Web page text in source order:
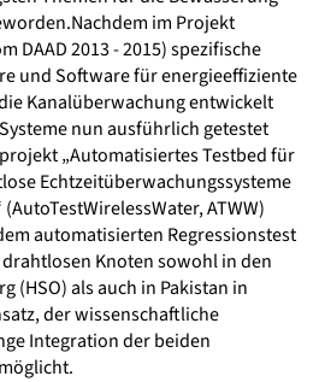
im Projekt
DAAD 2013 - 2015) spezifische
und Software für energieeffiziente
Kanalüberwachung entwickelt
nun ausführlich getestet
„Automatisiertes Testbed für
Echtzeitüberwachungssysteme
ATWW)
automatisierten Regressionstest
Knoten sowohl in den
(HSO) als auch in Pakistan in
der wissenschaftliche
Integration der beiden